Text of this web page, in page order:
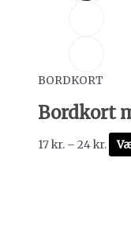
BORDKORT
Bordkort
17kr. – 24kr.